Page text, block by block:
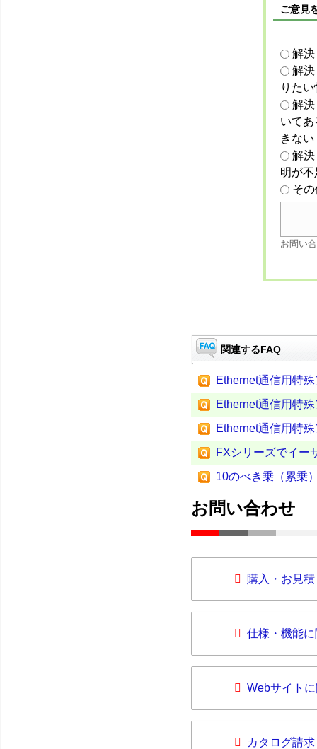
ご意見
解
解
りた
解
いて
きない
解
明が
そ
お問い
関連するFAQ
Ethernet通信用特
Ethernet通信用特
Ethernet通信用特
FXシリーズでイー
10のべき乗（累乗
お問い合わせ
購入・お見
仕様・機能
Webサイト
カタログ請求